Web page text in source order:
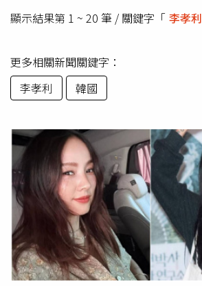
顯示結果第 1 ~ 20 筆 / 關鍵字「 李孝利
更多相關新聞關鍵字：
李孝利
韓國